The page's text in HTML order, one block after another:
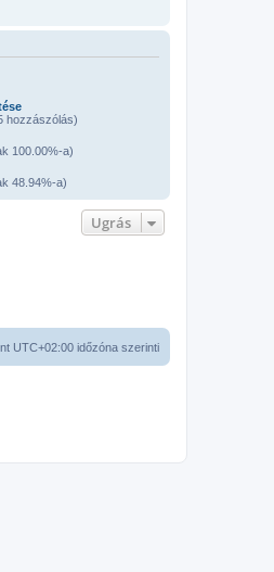
hozzászólás)
100.00%-a)
48.94%-a)
Ugrás
UTC+02:00 időzóna szerinti